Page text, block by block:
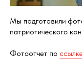
Мы подготовили
патриотического
Фотоотчет по